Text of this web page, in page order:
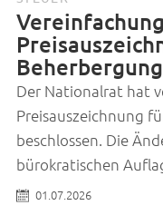
Der Nationalrat hat
Preisauszeichnung
beschlossen. Die
bürokratischen
01.07.2026